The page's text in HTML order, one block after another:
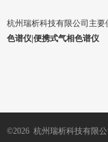
杭州瑞析科技有限公司主要
色谱仪|便携式气相色谱仪
©2026 杭州瑞析科技有限公